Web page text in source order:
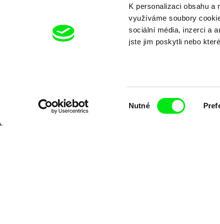
K personalizaci obsahu
využíváme soubory
sociální média, inzerci a
jste jim poskytli nebo
Nutné